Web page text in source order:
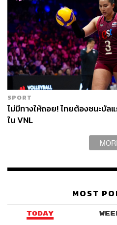
SPORT
ไม่มีทางให้ถอย! ไทยต้องชนะบัล
ใน VNL
MOST
TODAY